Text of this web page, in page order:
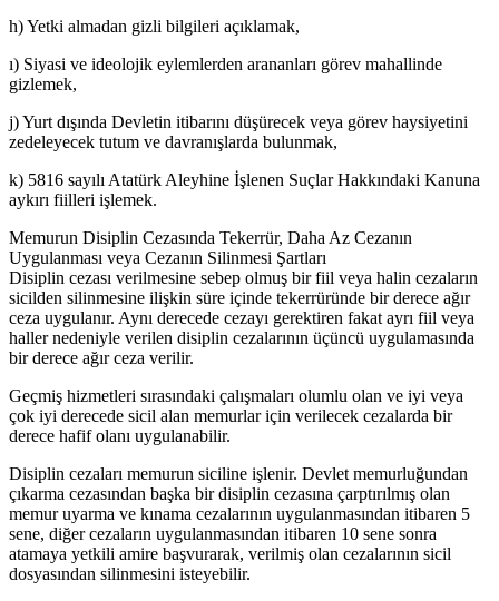
h) Yetki almadan gizli bilgileri açıklamak,
ı) Siyasi ve ideolojik eylemlerden arananları görev mahallinde
gizlemek,
j) Yurt dışında Devletin itibarını düşürecek veya görev haysiyetini
zedeleyecek tutum ve davranışlarda bulunmak,
k) 5816 sayılı Atatürk Aleyhine İşlenen Suçlar Hakkındaki Kanuna
aykırı fiilleri işlemek.
Memurun Disiplin Cezasında Tekerrür, Daha Az Cezanın
Uygulanması veya Cezanın Silinmesi Şartları
Disiplin cezası verilmesine sebep olmuş bir fiil veya halin cezaların
sicilden silinmesine ilişkin süre içinde tekerrüründe bir derece ağır
ceza uygulanır. Aynı derecede cezayı gerektiren fakat ayrı fiil veya
haller nedeniyle verilen disiplin cezalarının üçüncü uygulamasında
bir derece ağır ceza verilir.
Geçmiş hizmetleri sırasındaki çalışmaları olumlu olan ve iyi veya
çok iyi derecede sicil alan memurlar için verilecek cezalarda bir
derece hafif olanı uygulanabilir.
Disiplin cezaları memurun siciline işlenir. Devlet memurluğundan
çıkarma cezasından başka bir disiplin cezasına çarptırılmış olan
memur uyarma ve kınama cezalarının uygulanmasından itibaren 5
sene, diğer cezaların uygulanmasından itibaren 10 sene sonra
atamaya yetkili amire başvurarak, verilmiş olan cezalarının sicil
dosyasından silinmesini isteyebilir.